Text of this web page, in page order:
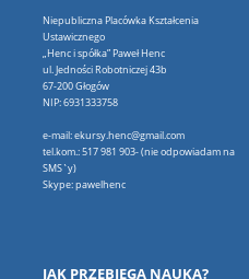
Niepubliczna Placówka Kształcenia
Ustawicznego
„Henc i spółka” Paweł Henc
ul. Jedności Robotniczej 43b
67-200 Głogów
NIP: 6931333758
e-mail: ekursy.henc@gmail.com
tel.kom.: 517 981 903- (nie odpowiadam na
SMS`y)
Skype: pawelhenc
JAK PRZEBIEGA NAUKA?